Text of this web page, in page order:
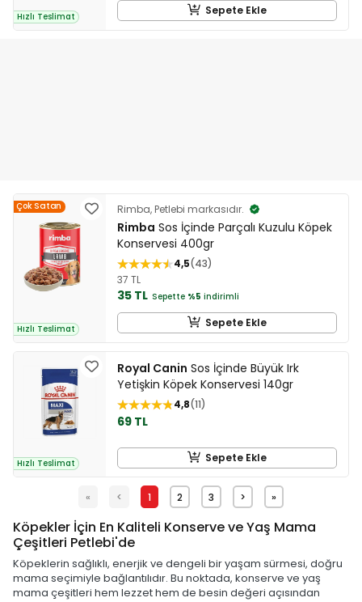
Hızlı Teslimat Sepete Ekle
Çok Satan
Hızlı Teslimat
Rimba, Petlebi markasıdır.
Rimba Sos İçinde Parçalı Kuzulu Köpek
Konservesi 400gr
4,5 43
37 TL
35 TL Sepette %5 indirimli
Sepete Ekle
Hızlı Teslimat
Royal Canin Sos İçinde Büyük Irk
Yetişkin Köpek Konservesi 140gr
4,8 11
69 TL
Sepete Ekle
« < 1 2 3 > »
Köpekler İçin En Kaliteli Konserve ve Yaş Mama
Çeşitleri Petlebi'de
Köpeklerin sağlıklı, enerjik ve dengeli bir yaşam sürmesi, doğru
mama seçimiyle bağlantılıdır. Bu noktada, konserve ve yaş
mama çeşitleri hem lezzet hem de besin değeri açısından